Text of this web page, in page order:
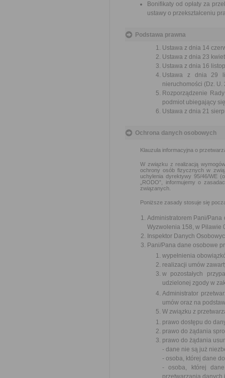
Bonifikaty od opłaty za
ustawy o przekształceniu
Podstawa prawna
Ustawa z dnia 14
Ustawa z dnia 23
Ustawa z dnia 16
Ustawa z dnia 29
nieruchomości (Dz. U.
Rozporządzenie
podmiot ubiegający
Ustawa z dnia 21
Ochrona danych osobowych
Klauzula informacyjna o
W związku z realizacją
ochrony osób fizycznych w
uchylenia dyrektywy 95/46/WE
„RODO”, informujemy o
związanych.
Poniższe zasady stosuje się
Administratorem Pani/
Wyzwolenia 158, w Pilawie
Inspektor Danych
Pani/Pana dane osobowe
wypełnienia
realizacji umów
w pozostałych
udzielonej zgody w
Administrator
umów oraz na
W związku z
prawo dostępu do
prawo do żądania
prawo do żądania
- dane nie są już
- osoba, której dane
- osoba, której
przetwarzania